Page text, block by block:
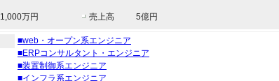
1,000万円 売上高 5億円
■web・オープン系エンジニア
■ERPコンサルタント・エンジニア
■装置制御系エンジニア
■インフラ系エンジニア